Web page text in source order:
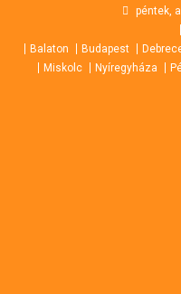
content
péntek,
Balaton Budapest
Miskolc
Nyíregyháza